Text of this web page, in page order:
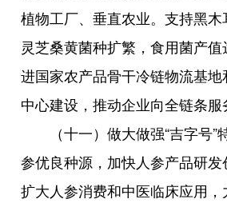
植物工厂、垂直农业。支持黑木
灵芝桑黄菌种扩繁，食用菌产
进国家农产品骨干冷链物流基
中心建设，推动企业向全链条服
（十一）做大做强“吉字号
参优良种源，加快人参产品研发
扩大人参消费和中医临床应用